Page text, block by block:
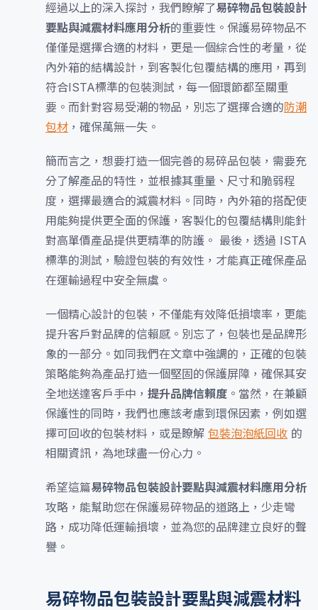
經過以上的深入探討，我們瞭解了易碎物品包裝設計
要點與減震材料應用分析的重要性。保護易碎物品不
僅僅是選擇合適的材料，更是一個綜合性的考量，從
內外箱的結構設計，到客製化包覆結構的應用，再到
符合ISTA標準的包裝測試，每一個環節都至關重
要。而針對容易受潮的物品，別忘了選擇合適的防潮
包材 ，確保萬無一失。
簡而言之，想要打造一個完善的易碎品包裝，需要充
分了解產品的特性，並根據其重量、尺寸和脆弱程
度，選擇最適合的減震材料。同時，內外箱的搭配使
用能夠提供更全面的保護，客製化的包覆結構則能針
對高單價產品提供更精準的防護。 最後，透過 ISTA
標準的測試，驗證包裝的有效性，才能真正確保產品
在運輸過程中安全無虞。
一個精心設計的包裝，不僅能有效降低損壞率，更能
提升客戶對品牌的信賴感。別忘了，包裝也是品牌形
象的一部分。如同我們在文章中強調的，正確的包裝
策略能夠為產品打造一個堅固的保護屏障，確保其安
全地送達客戶手中， 提升品牌信賴度 。當然，在兼顧
保護性的同時，我們也應該考慮到環保因素，例如選
擇可回收的包裝材料，或是瞭解 包裝泡泡紙回收 的
相關資訊，為地球盡一份心力。
希望這篇易碎物品包裝設計要點與減震材料應用分析
攻略，能幫助您在保護易碎物品的道路上，少走彎
路，成功降低運輸損壞，並為您的品牌建立良好的聲
譽。
易碎物品包裝設計要點與減震材料